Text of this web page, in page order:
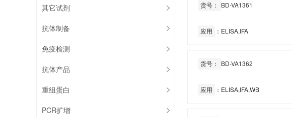
其它试剂
抗体制备
免疫检测
抗体产品
重组蛋白
PCR扩增
货号： BD-VA1361
应用
：ELISA,IFA
货号： BD-VA1362
应用
：ELISA,IFA,WB